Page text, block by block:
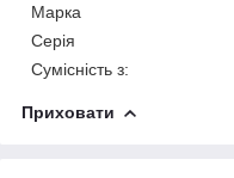
Марка
Серія
Сумісність з:
Приховати